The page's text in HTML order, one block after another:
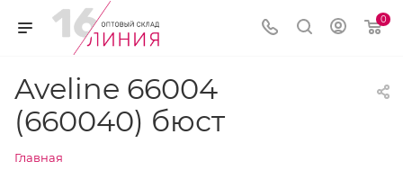
0
Aveline 66004
(660040) бюст
Главная